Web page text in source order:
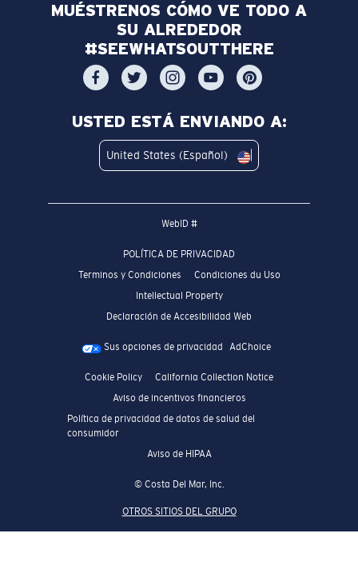
MUÉSTRENOS CÓMO VE TODO A
SU ALREDEDOR
#SEEWHATSOUTTHERE
USTED ESTÁ ENVIANDO A:
United States (Español)
WebID #
POLÍTICA DE PRIVACIDAD
Terminos y Condiciones
Condiciones du Uso
Intellectual Property
Declaración de Accesibilidad Web
Sus opciones de privacidad AdChoice
Cookie Policy
California Collection Notice
Aviso de incentivos financieros
Política de privacidad de datos de salud del
consumidor
Aviso de HIPAA
© Costa Del Mar, Inc.
OTROS SITIOS DEL GRUPO